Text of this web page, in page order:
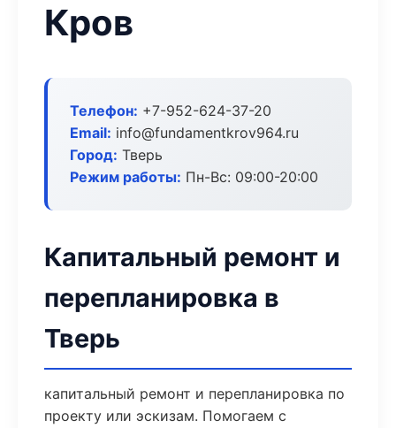
Кров
Телефон: +7-952-624-37-20
Email: info@fundamentkrov964.ru
Город: Тверь
Режим работы: Пн-Вс: 09:00-20:00
Капитальный ремонт и
перепланировка в
Тверь
капитальный ремонт и перепланировка по
проекту или эскизам. Помогаем с